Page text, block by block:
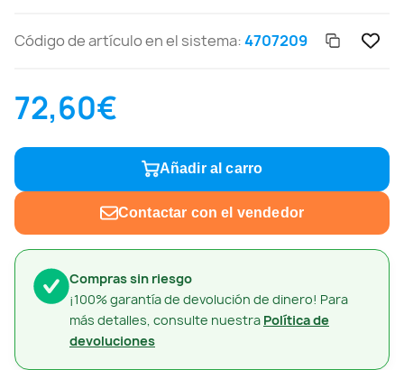
Compras sin riesgo
¡100% garantía de devolución de dinero! Para
más detalles, consulte nuestra Política de
devoluciones
Código de artículo en el sistema:4707209
72,60€
Añadir al carro
Contactar con el vendedor